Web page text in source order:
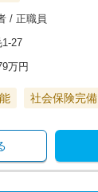
/ 正職員
27
万円
社会保険完備